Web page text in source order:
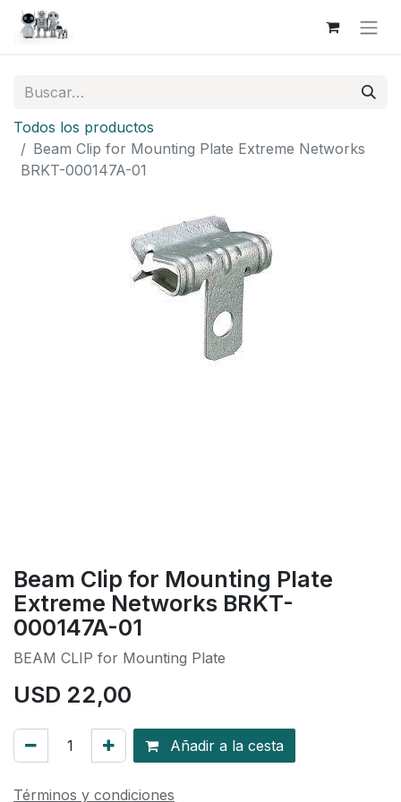
Todos los productos
Beam Clip for Mounting Plate Extreme Networks
BRKT-000147A-01
Beam Clip for Mounting Plate
Extreme Networks BRKT-
000147A-01
BEAM CLIP for Mounting Plate
USD 22,00
Añadir a la cesta
Términos y condiciones